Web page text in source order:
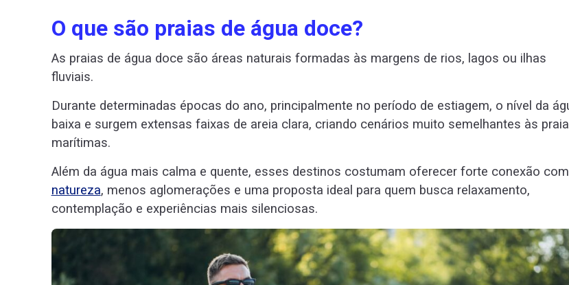
O que são praias de água doce?
As praias de água doce são áreas naturais formadas às margens de rios, lagos ou ilhas
fluviais.
Durante determinadas épocas do ano, principalmente no período de estiagem, o nível da
baixa e surgem extensas faixas de areia clara, criando cenários muito semelhantes às
marítimas.
Além da água mais calma e quente, esses destinos costumam oferecer forte conexão
natureza, menos aglomerações e uma proposta ideal para quem busca relaxamento,
contemplação e experiências mais silenciosas.